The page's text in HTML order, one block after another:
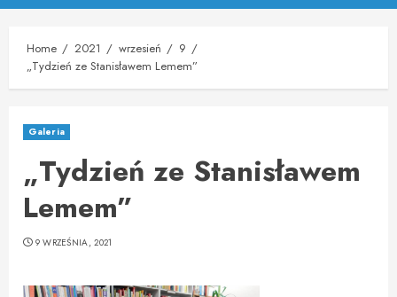
Menu
Home 2021 wrzesień
9
„Tydzień ze Stanisławem Lemem”
Galeria
„Tydzień ze Stanisławem
Lemem”
9 WRZEŚNIA, 2021